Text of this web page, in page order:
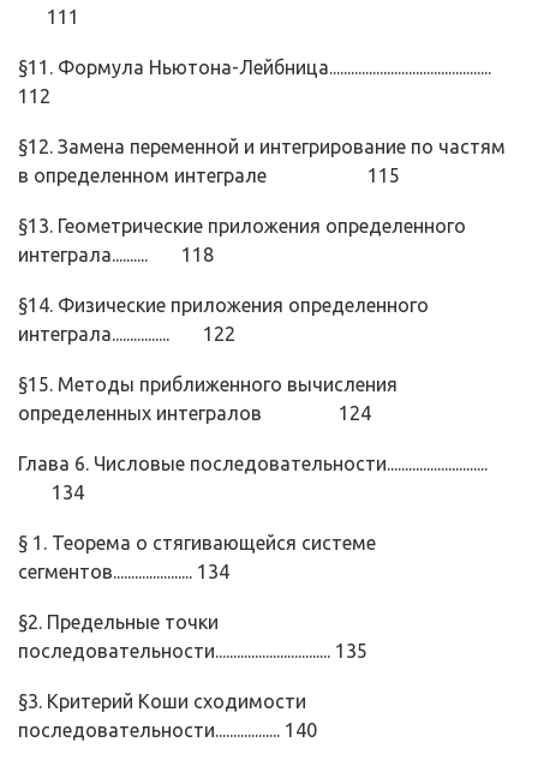
111
§11. Формула Ньютона-Лейбница.............................................
112
§12. Замена переменной и интегрирование по частям
в опреде­ленном интеграле 115
§13. Геометрические приложения определенного
интеграла.......... 118
§14. Физические приложения определенного
интеграла................ 122
§15. Методы приближенного вычисления
определенных интегра­лов 124
Глава 6. Числовые последовательности............................
134
§ 1. Теорема о стягивающейся системе
сегментов...................... 134
§2. Предельные точки
последовательности................................ 135
§3. Критерий Коши сходимости
последовательности.................. 140